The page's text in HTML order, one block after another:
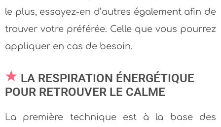
le plus, essayez-en d’autres également afin de
trouver votre préférée. Celle que vous pourrez
appliquer en cas de besoin.
LA RESPIRATION ÉNERGÉTIQUE
POUR RETROUVER LE CALME
La première technique est à la base des